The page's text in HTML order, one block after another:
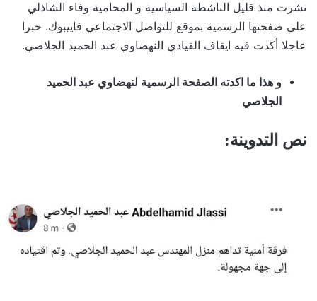
نشرت منذ قليل الناشطة السياسية و المحامية وفاء الشاذلي
على صفحتها الرسمية بموقع للتواصل الاجتماعي فاييبوك. خبرا
عاجلا أكدت فيه ايقاف القيادي النهضاوي عبد الحميد الجلاصي.
و هذا ما اكدته الصفحة الرسمية لنهضاوي عبد الحميد
الجلاصي
نص التدوينة: